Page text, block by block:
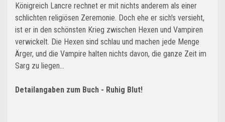
Königreich Lancre rechnet er mit nichts anderem als einer
schlichten religiösen Zeremonie. Doch ehe er sich's versieht,
ist er in den schönsten Krieg zwischen Hexen und Vampiren
verwickelt. Die Hexen sind schlau und machen jede Menge
Ärger, und die Vampire halten nichts davon, die ganze Zeit im
Sarg zu liegen...
Detailangaben zum Buch - Ruhig Blut!